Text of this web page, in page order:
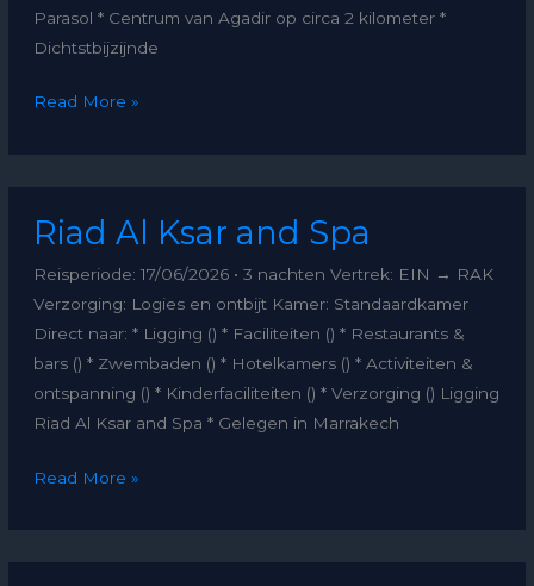
Parasol * Centrum van Agadir op circa 2 kilometer *
Dichtstbijzijnde
Read More »
Riad Al Ksar and Spa
Reisperiode: 17/06/2026 • 3 nachten Vertrek: EIN → RAK
Verzorging: Logies en ontbijt Kamer: Standaardkamer
Direct naar: * Ligging () * Faciliteiten () * Restaurants &
bars () * Zwembaden () * Hotelkamers () * Activiteiten &
ontspanning () * Kinderfaciliteiten () * Verzorging () Ligging
Riad Al Ksar and Spa * Gelegen in Marrakech
Read More »